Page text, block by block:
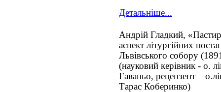
Детальніше...
Андрій Гладкий,
аспект літургійних
Львівського собору
(науковий керівник - о.
Гаваньо, рецензент –
Тарас Коберинко)